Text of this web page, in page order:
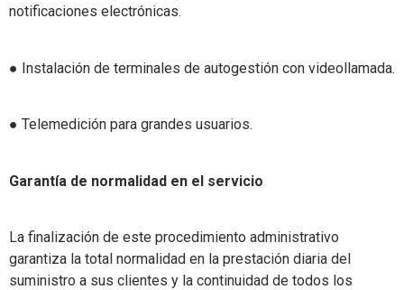
notificaciones electrónicas.
● Instalación de terminales de autogestión con videollamada.
● Telemedición para grandes usuarios.
Garantía de normalidad en el servicio
La finalización de este procedimiento administrativo
garantiza la total normalidad en la prestación diaria del
suministro a sus clientes y la continuidad de todos los